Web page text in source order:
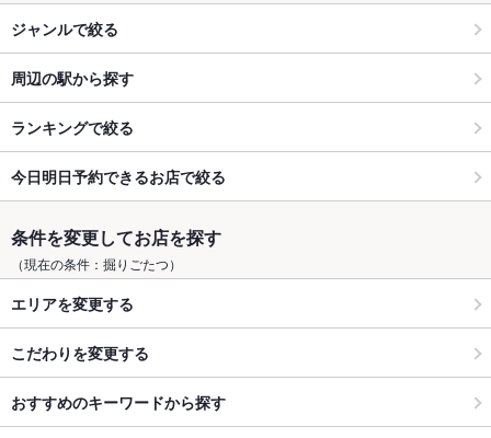
ジャンルで絞る
周辺の駅から探す
ランキングで絞る
今日明日予約できるお店で絞る
条件を変更してお店を探す
（現在の条件：掘りごたつ）
エリアを変更する
こだわりを変更する
おすすめのキーワードから探す